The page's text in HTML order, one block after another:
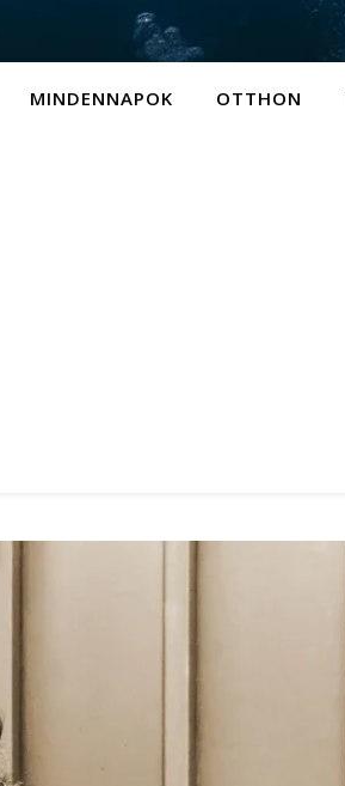
MINDENNAPOK OTTHON